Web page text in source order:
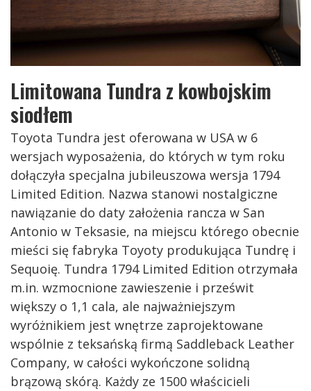
Limitowana Tundra z kowbojskim
siodłem
Toyota Tundra jest oferowana w USA w 6
wersjach wyposażenia, do których w tym roku
dołączyła specjalna jubileuszowa wersja 1794
Limited Edition. Nazwa stanowi nostalgiczne
nawiązanie do daty założenia rancza w San
Antonio w Teksasie, na miejscu którego obecnie
mieści się fabryka Toyoty produkująca Tundrę i
Sequoię. Tundra 1794 Limited Edition otrzymała
m.in. wzmocnione zawieszenie i prześwit
większy o 1,1 cala, ale najważniejszym
wyróżnikiem jest wnętrze zaprojektowane
wspólnie z teksańską firmą Saddleback Leather
Company, w całości wykończone solidną
brązową skórą. Każdy ze 1500 właścicieli